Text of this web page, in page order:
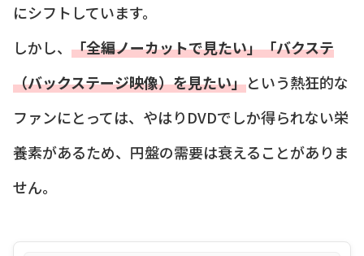
にシフトしています。
しかし、 「全編ノーカットで見たい」「バクステ
（バックステージ映像）を見たい」という熱狂的な
ファンにとっては、やはりDVDでしか得られない栄
養素があるため、円盤の需要は衰えることがありま
せん。